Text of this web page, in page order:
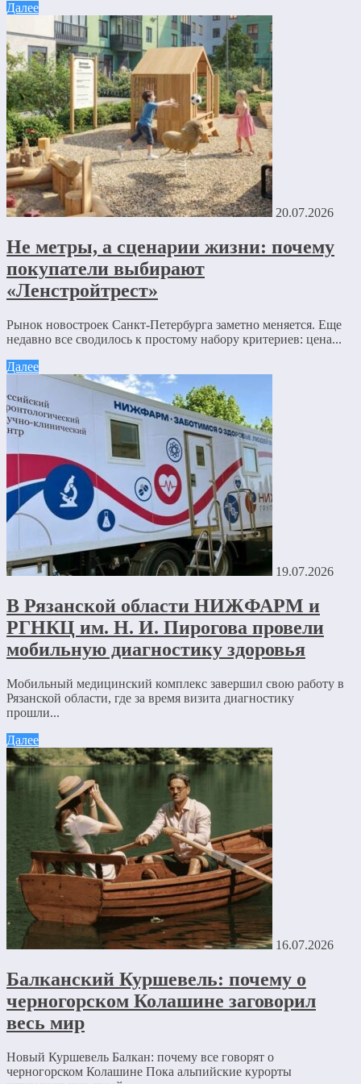
Далее
20.07.2026
Не метры, а сценарии жизни: почему
покупатели выбирают
«Ленстройтрест»
Рынок новостроек Санкт-Петербурга заметно меняется. Еще
недавно все сводилось к простому набору критериев: цена...
Далее
19.07.2026
В Рязанской области НИЖФАРМ и
РГНКЦ им. Н. И. Пирогова провели
мобильную диагностику здоровья
Мобильный медицинский комплекс завершил свою работу в
Рязанской области, где за время визита диагностику
прошли...
Далее
16.07.2026
Балканский Куршевель: почему о
черногорском Колашине заговорил
весь мир
Новый Куршевель Балкан: почему все говорят о
черногорском Колашине Пока альпийские курорты